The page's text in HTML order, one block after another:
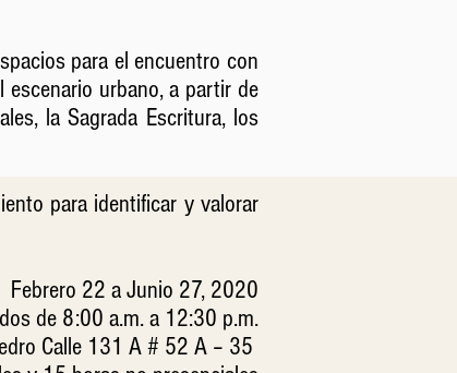
para el encuentro con
escenario urbano, a partir de
la Sagrada Escritura, los
para identificar y valorar
Febrero 22 a Junio 27, 2020
de 8:00 a.m. a 12:30 p.m.
Calle 131 A # 52 A – 35